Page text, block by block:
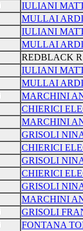
IULIANI
MULLAI
IULIANI
MULLAI
REDBLACK
IULIANI
MULLAI
MARCHINI
CHIERICI
MARCHINI
GRISOLI
CHIERICI
GRISOLI
CHIERICI
GRISOLI
MARCHINI
GRISOLI
FONTANA